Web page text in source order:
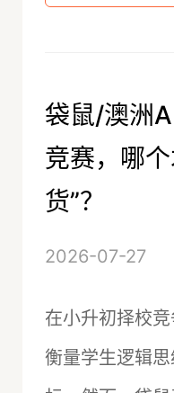
袋鼠/澳洲
竞赛，哪
货”？
2026-07-27
在小升初择校
衡量学生逻辑